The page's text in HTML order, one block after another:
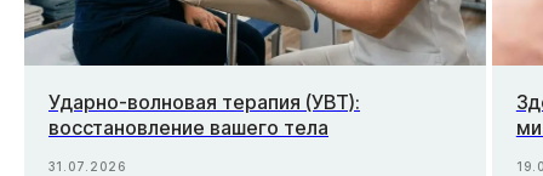
Ударно-волновая терапия (УВТ):
восстановление вашего тела
31.07.2026